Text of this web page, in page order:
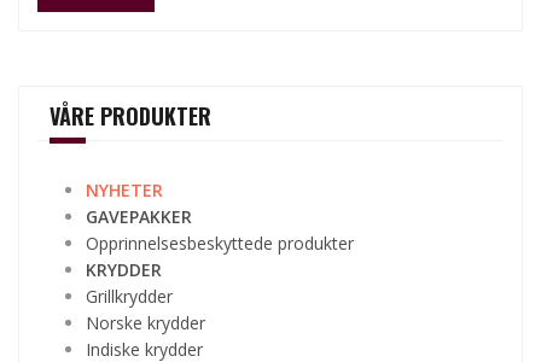
VÅRE PRODUKTER
NYHETER
GAVEPAKKER
Opprinnelsesbeskyttede produkter
KRYDDER
Grillkrydder
Norske krydder
Indiske krydder